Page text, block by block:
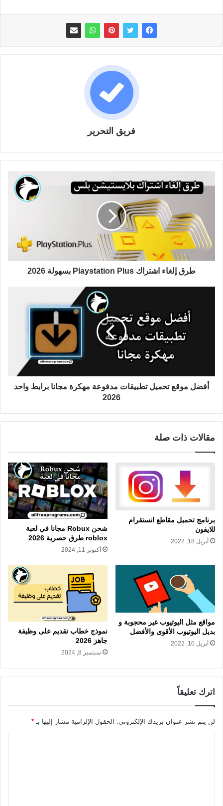
فريق التحرير
طرق إلغاء اشتراك Playstation Plus بسهولة 2026
أفضل موقع تحميل تطبيقات مدفوعة مهكرة مجانا برابط واحد
2026
مقالات ذات صلة
برنامج تحميل مقاطع انستقرام
للايفون
أبريل 18, 2022
شحن Robux مجانا في لعبة
roblox طرق حصرية 2026
أكتوبر 11, 2024
مواقع مثل اليوتيوب غير محجوبة و
بديل اليوتيوب الأقوى والأفضل
أبريل 10, 2022
نموذج خطاب تقديم على وظيفة
جاهز 2026
سبتمبر 8, 2024
اترك تعليقاً
لن يتم نشر عنوان بريدك الإلكتروني. الحقول الإلزامية مشار إليها بـ *